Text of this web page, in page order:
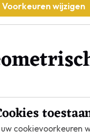
Voorkeuren wijzigen
cookievoorkeuren